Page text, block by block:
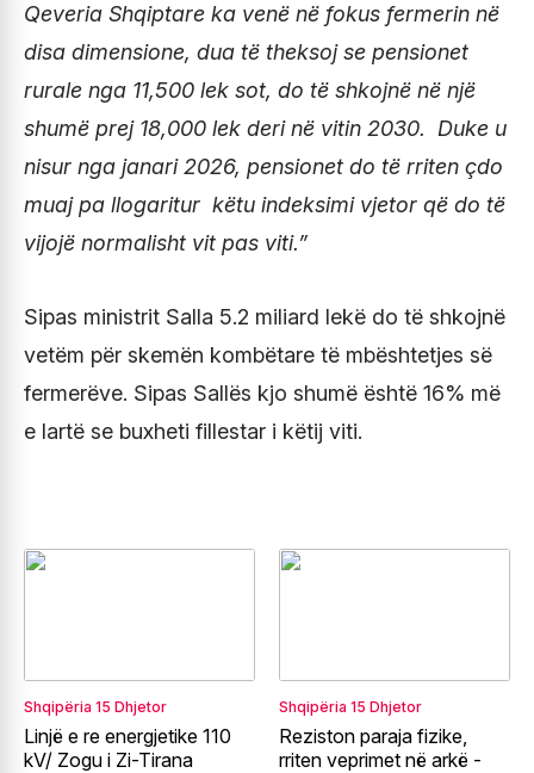
Qeveria Shqiptare ka venë në fokus fermerin në
disa dimensione, dua të theksoj se pensionet
rurale nga 11,500 lek sot, do të shkojnë në një
shumë prej 18,000 lek deri në vitin 2030. Duke u
nisur nga janari 2026, pensionet do të rriten çdo
muaj pa llogaritur këtu indeksimi vjetor që do të
vijojë normalisht vit pas viti.”
Sipas ministrit Salla 5.2 miliard lekë do të shkojnë
vetëm për skemën kombëtare të mbështetjes së
fermerëve. Sipas Sallës kjo shumë është 16% më
e lartë se buxheti fillestar i këtij viti.
Shqipëria 15 Dhjetor
Linjë e re energjetike 110
kV/ Zogu i Zi-Tirana
Shqipëria 15 Dhjetor
Reziston paraja fizike,
rriten veprimet në arkë -